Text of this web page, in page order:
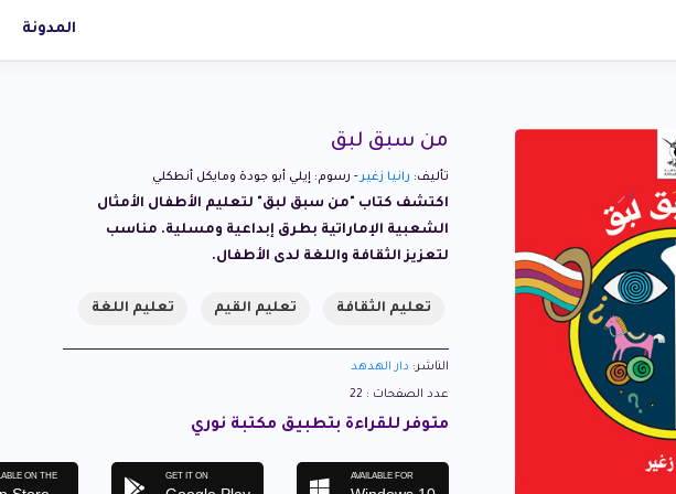
المدونة
من سبق لبق
تأليف: رانيا زغير - رسوم: إيلي أبو جودة ومايكل أنطكلي
اكتشف كتاب "من سبق لبق" لتعليم الأطفال الأمثال
الشعبية الإماراتية بطرق إبداعية ومسلية. مناسب
لتعزيز الثقافة واللغة لدى الأطفال.
تعليم الثقافة تعليم القيم تعليم اللغة
الناشر: دار الهدهد
عدد الصفحات : 22
متوفر للقراءة بتطبيق مكتبة نوري
ON THE GET IT ON AVAILABLE FOR